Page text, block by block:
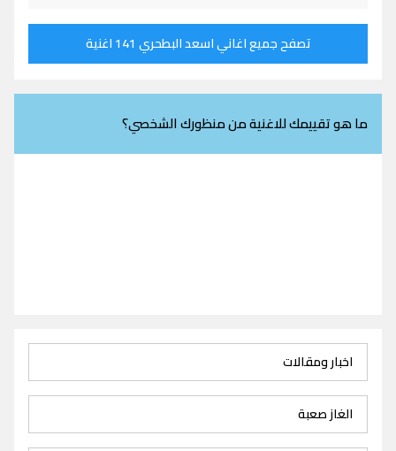
تصفح جميع اغاني اسعد البطحري 141 اغنية
ما هو تقييمك للاغنية من منظورك الشخصي؟
اخبار ومقالات
الغاز صعبة